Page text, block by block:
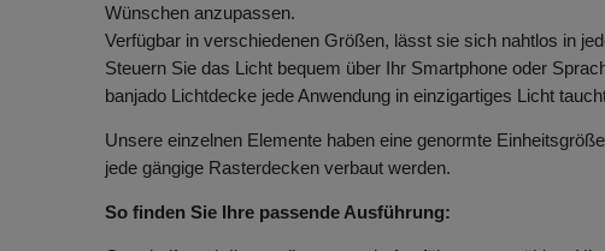
Wünschen anzupassen.
Verfügbar in verschiedenen Größen, lässt sie sich nahtlos in
Steuern Sie das Licht bequem über Ihr Smartphone oder
banjado Lichtdecke jede Anwendung in einzigartiges Licht
Unsere einzelnen Elemente haben eine genormte
jede gängige Rasterdecken verbaut werden.
So finden Sie Ihre passende Ausführung: